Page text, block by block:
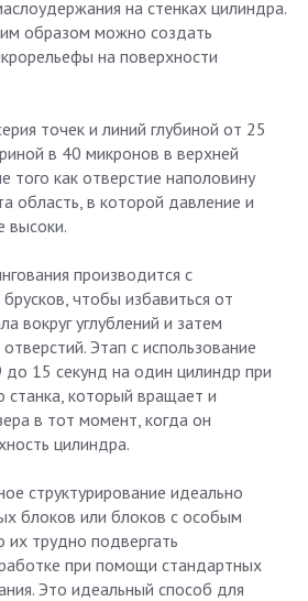
на стенках цилиндра.
образом можно создать
на поверхности
точек и линий глубиной от 25
в 40 микронов в верхней
того как отверстие наполовину
область, в которой давление и
высоки.
производится с
чтобы избавиться от
вокруг углублений и затем
Этап с использование
до 15 секунд на один цилиндр при
станка, который вращает и
в тот момент, когда он
цилиндра.
структурирование идеально
блоков или блоков с особым
их трудно подвергать
при помощи стандартных
Это идеальный способ для